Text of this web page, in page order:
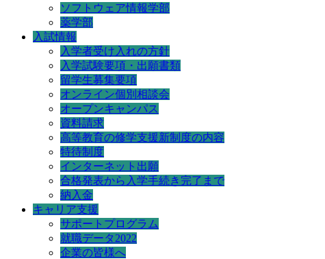
ソフトウェア情報学部
薬学部
入試情報
入学者受け入れの方針
入学試験要項・出願書類
留学生募集要項
オンライン個別相談会
オープンキャンパス
資料請求
高等教育の修学支援新制度の内容
特待制度
インターネット出願
合格発表から入学手続き完了まで
納入金
キャリア支援
サポートプログラム
就職データ2022
企業の皆様へ